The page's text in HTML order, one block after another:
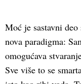
Moć je sastavni
nova paradigma:
omogućava
Sve više to se